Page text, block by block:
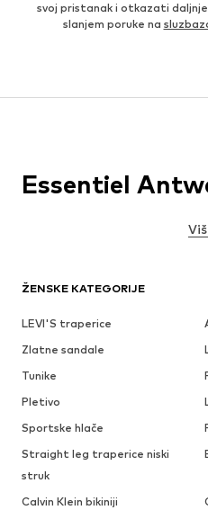
svoj pristanak i otkazati
slanjem poruke na
ŽENSKE KATEGORIJE
LEVI'S traperice
Zlatne sandale
Tunike
Pletivo
Sportske hlače
Straight leg traperice niski
struk
Calvin Klein bikiniji
Essentiel